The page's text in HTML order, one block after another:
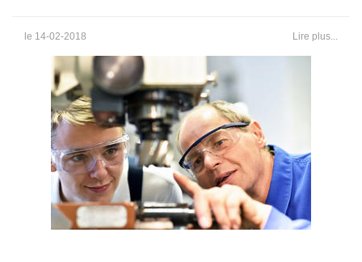
le 14-02-2018 Lire plus...